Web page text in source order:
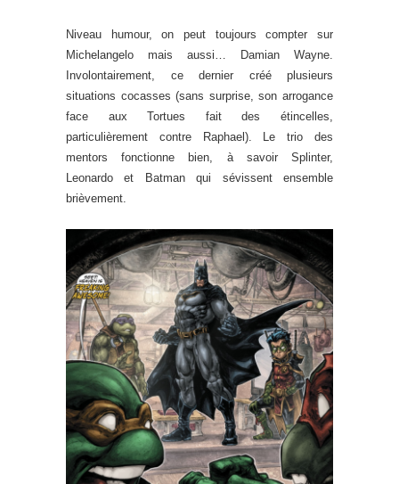
Niveau humour, on peut toujours compter sur
Michelangelo mais aussi… Damian Wayne.
Involontairement, ce dernier créé plusieurs
situations cocasses (sans surprise, son arrogance
face aux Tortues fait des étincelles,
particulièrement contre Raphael). Le trio des
mentors fonctionne bien, à savoir Splinter,
Leonardo et Batman qui sévissent ensemble
brièvement.